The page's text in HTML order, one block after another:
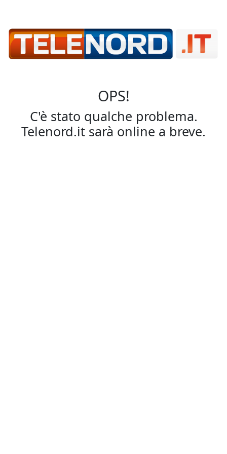
OPS!
C'è stato qualche problema.
Telenord.it sarà online a breve.